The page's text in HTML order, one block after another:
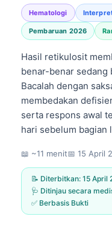
Hematologi
Pembaruan 2026
Hasil retikulosit
benar-benar sedang
Bacalah dengan
membedakan
serta respons awal
hari sebelum bagian
📖 ~11 menit📅 15 April
📝 Diterbitkan: 15 April
🩺 Ditinjau secara
✅ Berbasis Bukti